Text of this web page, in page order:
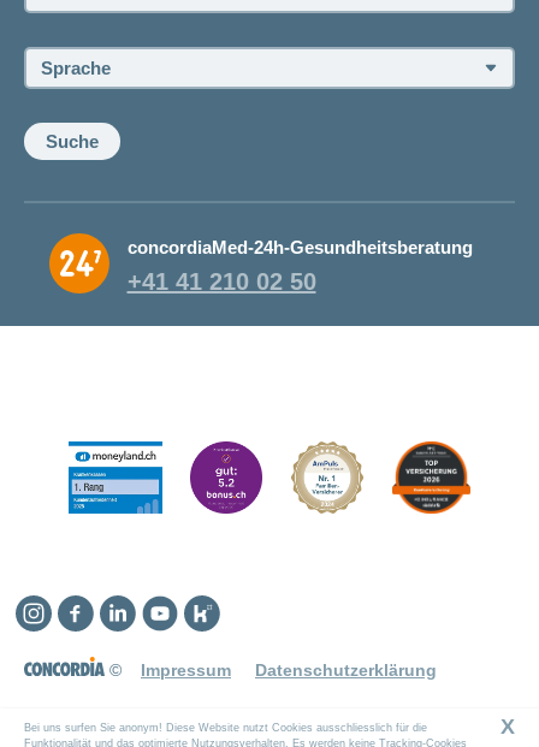
Bei uns surfen Sie anonym! Diese Website nutzt Cookies ausschliesslich für die
Funktionalität und das optimierte Nutzungsverhalten. Es werden keine Tracking-Cookies
X
Sprache:
Suche
concordiaMed-24h-Gesundheitsberatung
+41 41 210 02 50
© Impressum Datenschutzerklärung
Instagram
Facebook
LinkedinYouTube
Kununu